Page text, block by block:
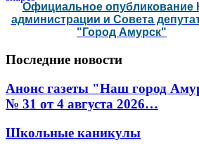
Официальное опубликование
администрации и Совета
"Город Амурск"
Последние новости
Анонс газеты "Наш город
№ 31 от 4 августа 2026…
Школьные каникулы